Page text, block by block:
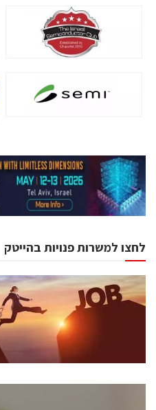
לחצו למשרות פנויות בהייטק